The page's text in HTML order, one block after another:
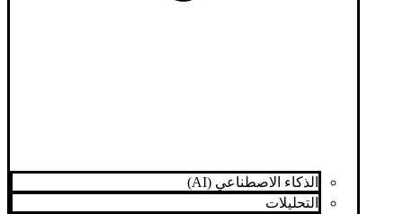
الذكاء الاصطناعي (AI)
التحليلات